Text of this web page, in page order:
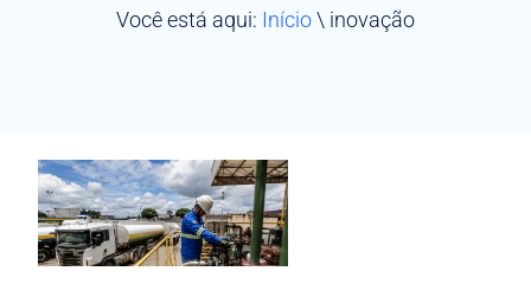
Você está aqui: Início\ inovação